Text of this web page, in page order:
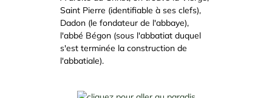
Saint Pierre (identifiable à ses clefs),
Dadon (le fondateur de l'abbaye),
l'abbé Bégon (sous l'abbatiat duquel
s'est terminée la construction de
l'abbatiale).